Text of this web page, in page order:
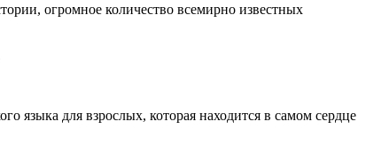
огромное количество всемирно известных
языка для взрослых, которая находится в самом сердце